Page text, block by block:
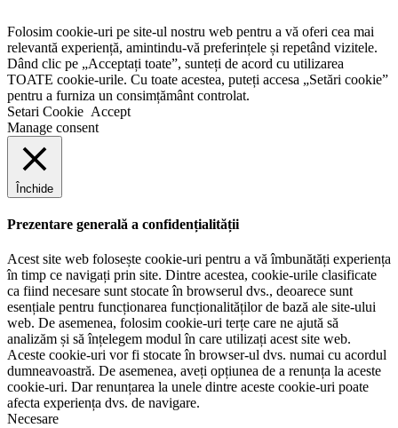
Folosim cookie-uri pe site-ul nostru web pentru a vă oferi cea mai
relevantă experiență, amintindu-vă preferințele și repetând vizitele.
Dând clic pe „Acceptați toate”, sunteți de acord cu utilizarea
TOATE cookie-urile. Cu toate acestea, puteți accesa „Setări cookie”
pentru a furniza un consimțământ controlat.
Setari Cookie Accept
Manage consent
Închide
Prezentare generală a confidențialității
Acest site web folosește cookie-uri pentru a vă îmbunătăți experiența
în timp ce navigați prin site. Dintre acestea, cookie-urile clasificate
ca fiind necesare sunt stocate în browserul dvs., deoarece sunt
esențiale pentru funcționarea funcționalităților de bază ale site-ului
web. De asemenea, folosim cookie-uri terțe care ne ajută să
analizăm și să înțelegem modul în care utilizați acest site web.
Aceste cookie-uri vor fi stocate în browser-ul dvs. numai cu acordul
dumneavoastră. De asemenea, aveți opțiunea de a renunța la aceste
cookie-uri. Dar renunțarea la unele dintre aceste cookie-uri poate
afecta experiența dvs. de navigare.
Necesare